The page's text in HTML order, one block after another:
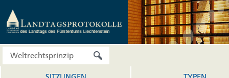
aber nicht zustimmen, weil keine Abwägung
stattfindet, nämlich zwischen dem
Schutz des ungeborenen Lebens. Mit dieser
entkriminalisiert, doch vollumfänglich zulasten
Lebens, welchen es faktisch eigentlich nicht mehr